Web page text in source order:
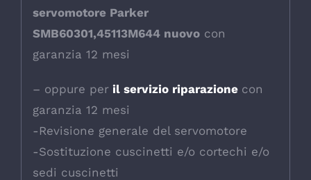
servomotore Parker
SMB60301,45113M644 nuovocon
garanzia 12 mesi
– oppure peril servizio riparazione con
garanzia 12 mesi
-Revisione generale del servomotore
-Sostituzione cuscinetti e/o cortechi e/o
sedi cuscinetti